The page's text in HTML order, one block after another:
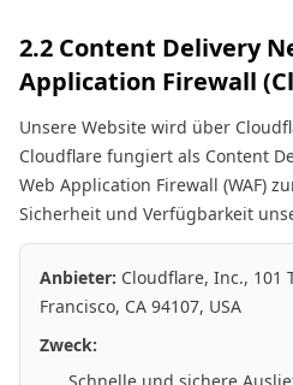
2.2 Content Delivery
Application Firewall
Unsere Website wird über
Cloudflare fungiert als Content
Web Application Firewall (WAF)
Sicherheit und Verfügbarkeit
Anbieter: Cloudflare, Inc., 101
Francisco, CA 94107, USA
Zweck: